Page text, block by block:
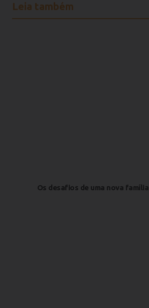
Leia também
Os desafios de uma nova família